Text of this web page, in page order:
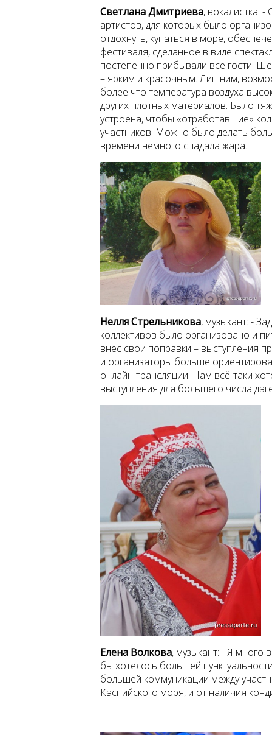
Светлана Дмитриева, вокалистка:
артистов, для которых было
отдохнуть, купаться в море,
фестиваля, сделанное в виде
постепенно прибывали все гости.
– ярким и красочным. Лишним,
более что температура воздуха
других плотных материалов. Было
устроена, чтобы «отработавшие»
участников. Можно было делать
времени немного спадала жара.
Нелля Стрельникова, музыкант: -
коллективов было организовано и
внёс свои поправки – выступления
и организаторы больше
онлайн-трансляции. Нам всё-таки
выступления для большего числа
Елена Волкова, музыкант: - Я много
бы хотелось большей
большей коммуникации между
Каспийского моря, и от наличия